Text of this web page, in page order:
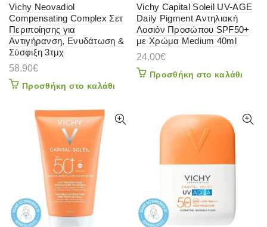
Vichy Neovadiol
Compensating Complex Σετ
Περιποίησης για
Αντιγήρανση, Ενυδάτωση &
Σύσφιξη 3τμχ
58.90€
Προσθήκη στο καλάθι
Vichy Capital Soleil UV-AGE
Daily Pigment Αντηλιακή
Λοσιόν Προσώπου SPF50+
με Χρώμα Medium 40ml
24.00€
Προσθήκη στο καλάθι